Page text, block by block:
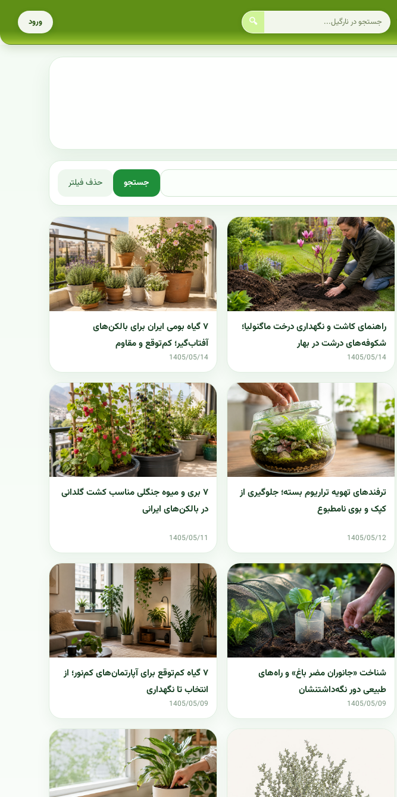
🔍 ورود
جستجو حذف فیلتر
راهنمای کاشت و نگهداری درخت ماگنولیا؛
شکوفه‌های درشت در بهار
1405/05/14
۷ گیاه بومی ایران برای بالکن‌های
آفتاب‌گیر؛ کم‌توقع و مقاوم
1405/05/14
ترفندهای تهویه تراریوم بسته؛ جلوگیری از
کپک و بوی نامطبوع
1405/05/12
۷ بری و میوه جنگلی مناسب کشت گلدانی
در بالکن‌های ایرانی
1405/05/11
شناخت «جانوران مضر باغ» و راه‌های
طبیعی دور نگه‌داشتنشان
1405/05/09
۷ گیاه کم‌توقع برای آپارتمان‌های کم‌نور؛ از
انتخاب تا نگهداری
1405/05/09